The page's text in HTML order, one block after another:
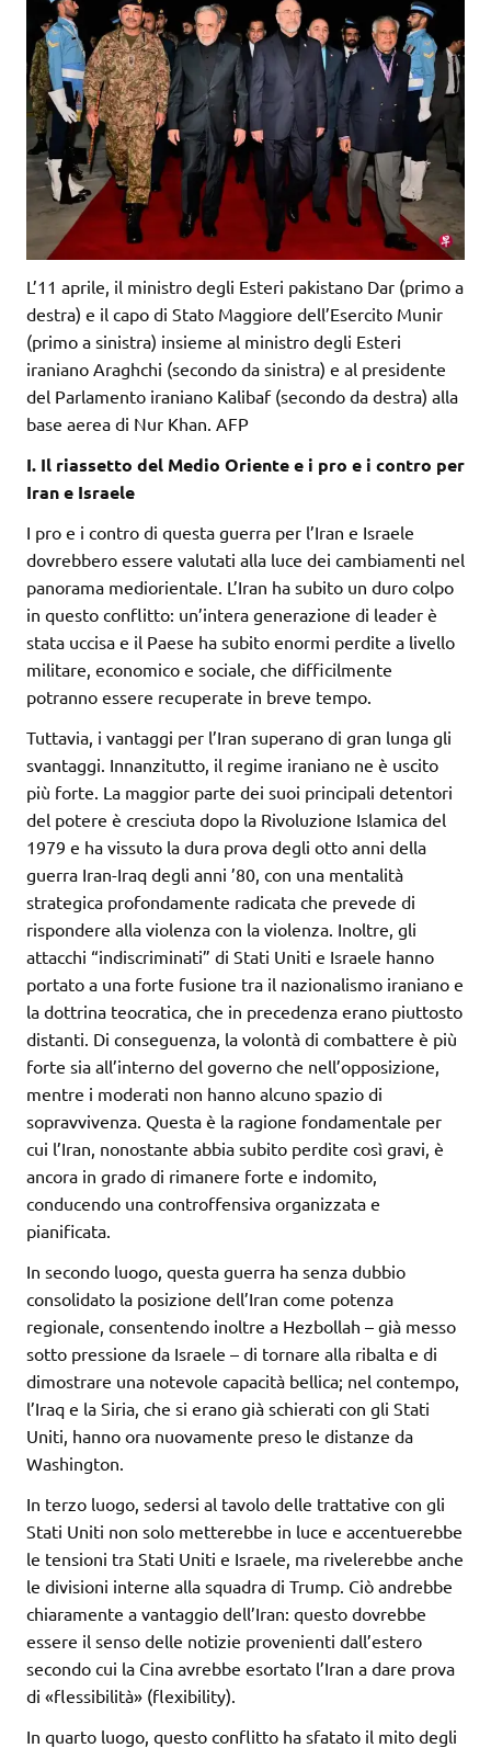
L’11 aprile, il ministro degli Esteri pakistano Dar (primo a
destra) e il capo di Stato Maggiore dell’Esercito Munir
(primo a sinistra) insieme al ministro degli Esteri
iraniano Araghchi (secondo da sinistra) e al presidente
del Parlamento iraniano Kalibaf (secondo da destra) alla
base aerea di Nur Khan. AFP
I. Il riassetto del Medio Oriente e i pro e i contro per
Iran e Israele
I pro e i contro di questa guerra per l’Iran e Israele
dovrebbero essere valutati alla luce dei cambiamenti nel
panorama mediorientale. L’Iran ha subito un duro colpo
in questo conflitto: un’intera generazione di leader è
stata uccisa e il Paese ha subito enormi perdite a livello
militare, economico e sociale, che difficilmente
potranno essere recuperate in breve tempo.
Tuttavia, i vantaggi per l’Iran superano di gran lunga gli
svantaggi. Innanzitutto, il regime iraniano ne è uscito
più forte. La maggior parte dei suoi principali detentori
del potere è cresciuta dopo la Rivoluzione Islamica del
1979 e ha vissuto la dura prova degli otto anni della
guerra Iran-Iraq degli anni ’80, con una mentalità
strategica profondamente radicata che prevede di
rispondere alla violenza con la violenza. Inoltre, gli
attacchi “indiscriminati” di Stati Uniti e Israele hanno
portato a una forte fusione tra il nazionalismo iraniano e
la dottrina teocratica, che in precedenza erano piuttosto
distanti. Di conseguenza, la volontà di combattere è più
forte sia all’interno del governo che nell’opposizione,
mentre i moderati non hanno alcuno spazio di
sopravvivenza. Questa è la ragione fondamentale per
cui l’Iran, nonostante abbia subito perdite così gravi, è
ancora in grado di rimanere forte e indomito,
conducendo una controffensiva organizzata e
pianificata.
In secondo luogo, questa guerra ha senza dubbio
consolidato la posizione dell’Iran come potenza
regionale, consentendo inoltre a Hezbollah – già messo
sotto pressione da Israele – di tornare alla ribalta e di
dimostrare una notevole capacità bellica; nel contempo,
l’Iraq e la Siria, che si erano già schierati con gli Stati
Uniti, hanno ora nuovamente preso le distanze da
Washington.
In terzo luogo, sedersi al tavolo delle trattative con gli
Stati Uniti non solo metterebbe in luce e accentuerebbe
le tensioni tra Stati Uniti e Israele, ma rivelerebbe anche
le divisioni interne alla squadra di Trump. Ciò andrebbe
chiaramente a vantaggio dell’Iran: questo dovrebbe
essere il senso delle notizie provenienti dall’estero
secondo cui la Cina avrebbe esortato l’Iran a dare prova
di «flessibilità» (flexibility).
In quarto luogo, questo conflitto ha sfatato il mito degli